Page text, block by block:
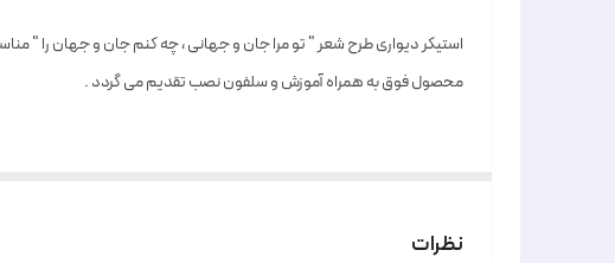
استیکر دیواری طرح شعر " تو مرا جان و جهانی ، چه کنم جان و جهان را "
محصول فوق به همراه آموزش و سلفون نصب تقدیم می گردد .
نظرات